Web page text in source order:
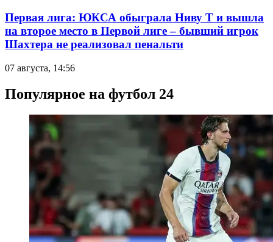
Первая лига: ЮКСА обыграла Ниву Т и вышла
на второе место в Первой лиге – бывший игрок
Шахтера не реализовал пенальти
07 августа, 14:56
Популярное на футбол 24